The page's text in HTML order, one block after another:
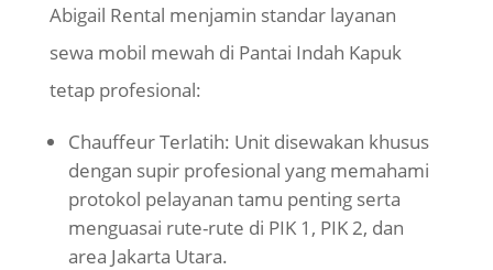
Abigail Rental menjamin standar layanan
sewa mobil mewah di Pantai Indah Kapuk
tetap profesional:
Chauffeur Terlatih: Unit disewakan khusus
dengan supir profesional yang memahami
protokol pelayanan tamu penting serta
menguasai rute-rute di PIK 1, PIK 2, dan
area Jakarta Utara.